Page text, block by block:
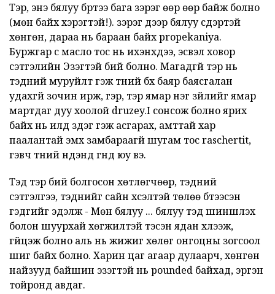
Тэр, энэ бялуу бүртээ бага зэрэг өөр өөр байж болно
(мөн байх хэрэгтэй!). зэрэг дээр бялуу сүүдэртэй
хөнгөн, дараа нь бараан байх propekaniya.
Буржгар үс масло тос нь ихэнхдээ, эсвэл ховор
сэтгэлийн Эзэгтэй бий болно. Магадгүй тэр нь
тэдний муруйлт гэж түүний бүх баяр баясгалан
удахгүй зочин ирж, гэр, тэр ямар нэг зүйлийг ямар
мартдаг дуу хоолой druzey.I сонсож болно ярих
байх нь илүүд үздэг гэж асгарах, амттай хар
паалантай эмх замбараагүй шугам тос raschertit,
гэвч түүний нүдэнд гүнд юу вэ.
Тэд тэр бий болгосон хөтлөгчөөр, тэдний
сэтгэлгээ, тэднийг сайн хүсэлтэй төлөө бүтээсэн
гэдгийг эдэлж - Мөн бялуу ... бялуу тэд шиншлэх
болон шуурхай хөгжилтэй тэсэн ядан хүлээж,
гүйцэж болно аль нь жижиг хөлөг онгоцны зогсоол
шиг байх болно. Харин цаг агаар дулаарч, хөнгөн
найзууд байшин эзэгтэй нь pounded байхад, эргэн
тойронд авдаг.